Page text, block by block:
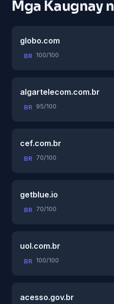
Mga Kaugnay
globo.com
BR 100/100
algartelecom.com.br
BR 95/100
cef.com.br
BR 70/100
getblue.io
BR 70/100
uol.com.br
BR 100/100
acesso.gov.br